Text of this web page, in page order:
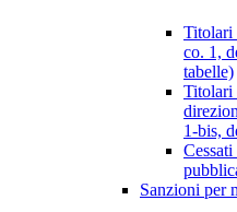
Titolari
co. 1,
tabelle)
Titolari
1-bis,
Sanzioni per